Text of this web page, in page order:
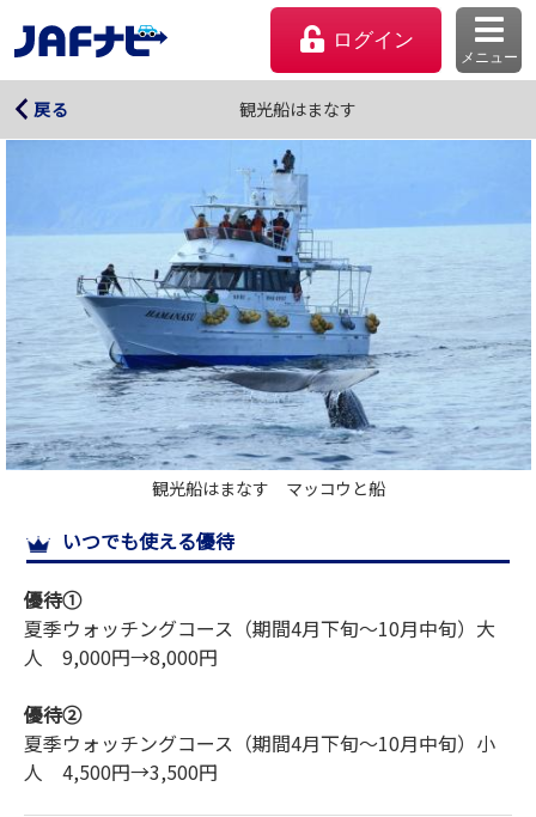
ログイン
メニュー
マイページ
会員優待のご利用方法
サイトマップ
戻る 観光船はまなす
観光船はまなす
観光船はまなす　マッコウと船
いつでも使える優待
優待①
夏季ウォッチングコース（期間4月下旬～10月中旬） 大
人 9,000円→8,000円
優待②
夏季ウォッチングコース（期間4月下旬～10月中旬） 小
人 4,500円→3,500円